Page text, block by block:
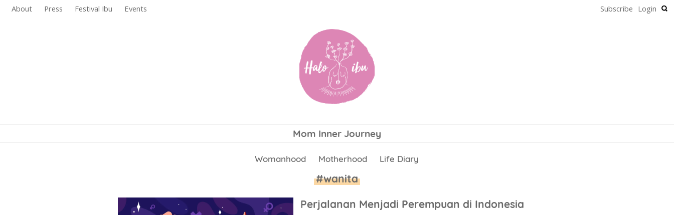
About Press Festival Ibu Events Subscribe Login
Mom Inner Journey
Womanhood Motherhood Life Diary
#wanita
Perjalanan Menjadi Perempuan di Indonesia